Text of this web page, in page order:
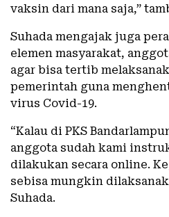
vaksin dari mana saja,”
Suhada mengajak juga
elemen masyarakat,
agar bisa tertib
pemerintah guna
virus Covid-19.
“Kalau di PKS
anggota sudah kami
dilakukan secara online.
sebisa mungkin
Suhada.